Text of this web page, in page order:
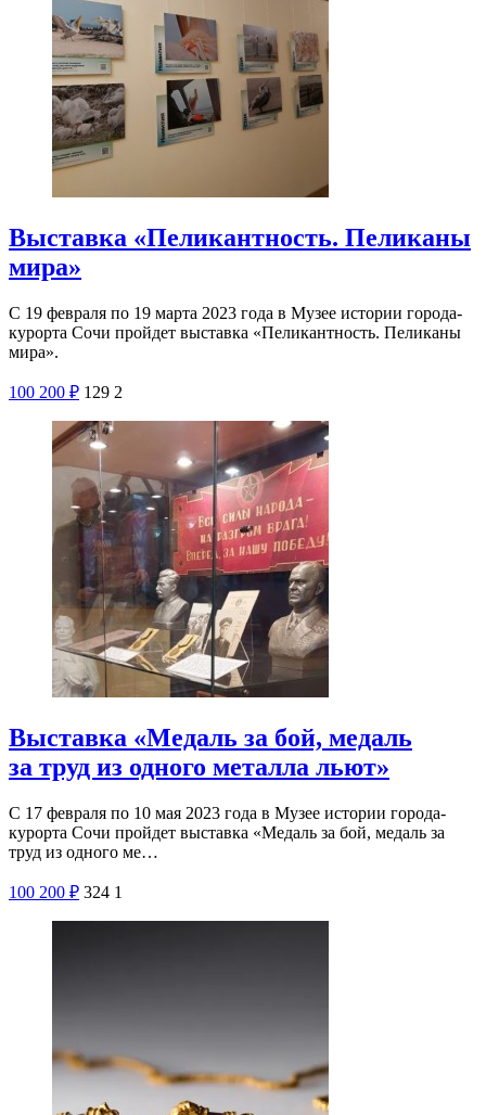
Выставка «Пеликантность. Пеликаны
мира»
С 19 февраля по 19 марта 2023 года в Музее истории города-
курорта Сочи пройдет выставка «Пеликантность. Пеликаны
мира».
100 200 ₽ 129 2
Выставка «Медаль за бой, медаль
за труд из одного металла льют»
С 17 февраля по 10 мая 2023 года в Музее истории города-
курорта Сочи пройдет выставка «Медаль за бой, медаль за
труд из одного ме…
100 200 ₽ 324 1